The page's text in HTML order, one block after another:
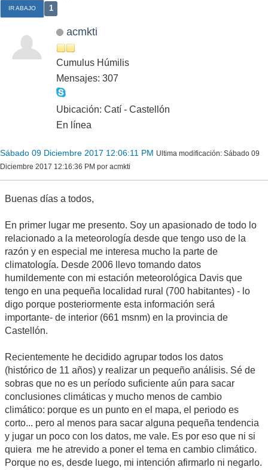
IR ABAJO 1
acmkti
Cumulus Húmilis
Mensajes: 307
Ubicación: Catí - Castellón
En línea
Sábado 09 Diciembre 2017 12:06:11 PM Ultima modificación: Sábado 09
Diciembre 2017 12:16:36 PM por acmkti
Buenas días a todos,
En primer lugar me presento. Soy un apasionado de todo lo
relacionado a la meteorología desde que tengo uso de la
razón y en especial me interesa mucho la parte de
climatología. Desde 2006 llevo tomando datos
humildemente con mi estación meteorológica Davis que
tengo en una pequeña localidad rural (700 habitantes) - lo
digo porque posteriormente esta información será
importante- de interior (661 msnm) en la provincia de
Castellón.
Recientemente he decidido agrupar todos los datos
(histórico de 11 años) y realizar un pequeño análisis. Sé de
sobras que no es un período suficiente aún para sacar
conclusiones climáticas y mucho menos de cambio
climático: porque es un punto en el mapa, el periodo es
corto... pero al menos para sacar alguna pequeña tendencia
y jugar un poco con los datos, me vale. Es por eso que ni si
quiera me he atrevido a poner el tema en cambio climático.
Porque no es, desde luego, mi intención afirmarlo ni negarlo.